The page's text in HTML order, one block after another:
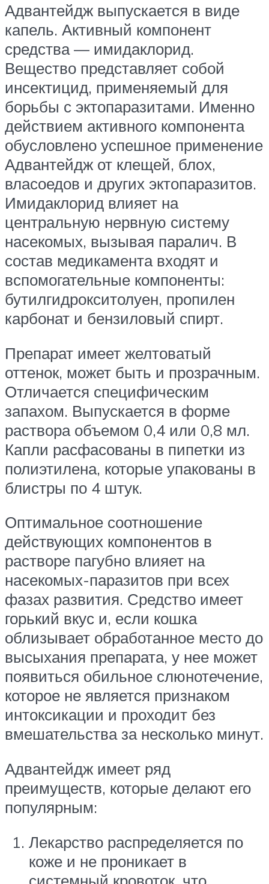
Адвантейдж выпускается в виде
капель. Активный компонент
средства — имидаклорид.
Вещество представляет собой
инсектицид, применяемый для
борьбы с эктопаразитами. Именно
действием активного компонента
обусловлено успешное применение
Адвантейдж от клещей, блох,
власоедов и других эктопаразитов.
Имидаклорид влияет на
центральную нервную систему
насекомых, вызывая паралич. В
состав медикамента входят и
вспомогательные компоненты:
бутилгидрокситолуен, пропилен
карбонат и бензиловый спирт.
Препарат имеет желтоватый
оттенок, может быть и прозрачным.
Отличается специфическим
запахом. Выпускается в форме
раствора объемом 0,4 или 0,8 мл.
Капли расфасованы в пипетки из
полиэтилена, которые упакованы в
блистры по 4 штук.
Оптимальное соотношение
действующих компонентов в
растворе пагубно влияет на
насекомых-паразитов при всех
фазах развития. Средство имеет
горький вкус и, если кошка
облизывает обработанное место до
высыхания препарата, у нее может
появиться обильное слюнотечение,
которое не является признаком
интоксикации и проходит без
вмешательства за несколько минут.
Адвантейдж имеет ряд
преимуществ, которые делают его
популярным:
Лекарство распределяется по
коже и не проникает в